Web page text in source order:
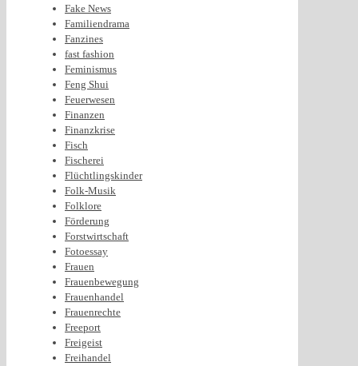
Fake News
Familiendrama
Fanzines
fast fashion
Feminismus
Feng Shui
Feuerwesen
Finanzen
Finanzkrise
Fisch
Fischerei
Flüchtlingskinder
Folk-Musik
Folklore
Förderung
Forstwirtschaft
Fotoessay
Frauen
Frauenbewegung
Frauenhandel
Frauenrechte
Freeport
Freigeist
Freihandel